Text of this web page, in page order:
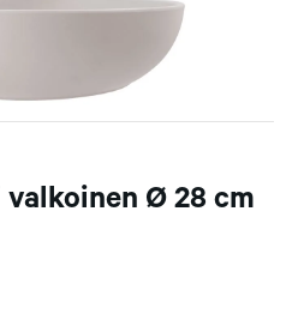
Ø 28 cm